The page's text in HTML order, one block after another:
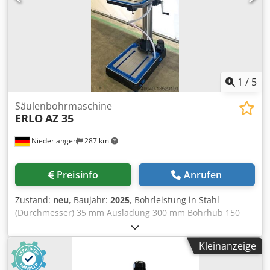
1930mm Gewicht ca. 350kg 3KW Leistung 380 Volt
1 / 5
Niederlangen 287 km
Säulenbohrmaschine
ERLOAZ 35
Preisinfo Anrufen
Zustand: neu, Baujahr: 2025, Bohrleistung in Stahl
(Durchmesser) 35 mm Ausladung 300 mm Bohrhub 150
mm Bohrleistung in Guß (Durchmesser) 40 mm
Gewindeschneidleistung M 27 Dsdpfx Aljvzhd Uj Reck
Spindelaufnahme MK 4 Spindeldrehzahlen: Stufenlos 100 -
2000 U/min Säulendurchmesser 125 mm Vorschub
Kleinanzeige